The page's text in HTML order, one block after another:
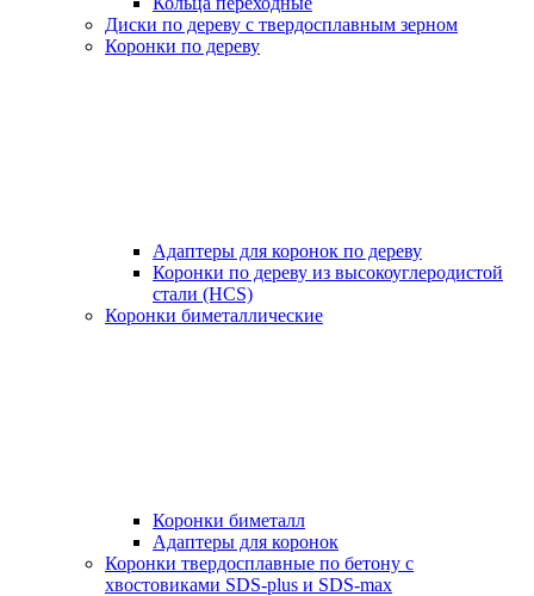
Диски по дереву с твердосплавным зерном
Коронки по дереву
Адаптеры для коронок по дереву
Коронки по дереву из высокоуглеродистой
стали (HCS)
Коронки биметаллические
Коронки биметалл
Адаптеры для коронок
Коронки твердосплавные по бетону с
хвостовиками SDS-plus и SDS-max